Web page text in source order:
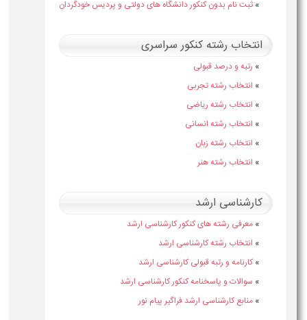
» ثبت نام بدون کنکور دانشگاه های دولتی و پردیس خودگردان
انتخاب رشته کنکور سراسری
» رتبه و درصد قبولی
» انتخاب رشته تجربی
» انتخاب رشته ریاضی
» انتخاب رشته انسانی
» انتخاب رشته زبان
» انتخاب رشته هنر
کارشناسی ارشد
» معرفی رشته های کنکور کارشناسی ارشد
» انتخاب رشته کارشناسی ارشد
» کارنامه و رتبه قبولی کارشناسی ارشد
» سوالات و پاسخنامه کنکور کارشناسی ارشد
» منابع کارشناسی ارشد فراگیر پیام نور